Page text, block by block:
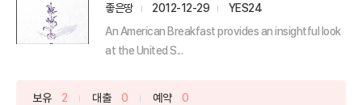
좋은땅
2012-12-29
YES24
An American Breakfast provides an insightful look
at the United S...
보유 2 대출 0 예약 0